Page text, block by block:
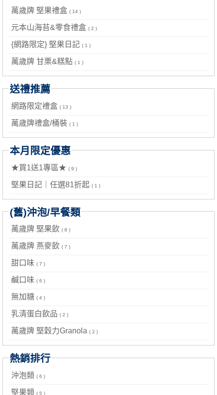
萬歲牌 堅果禮盒 ( 14 )
元本山海苔&零食禮盒 ( 2 )
{網路限定} 堅果日記 ( 1 )
萬歲牌 甘栗&糕點 ( 1 )
送禮推薦
網路限定禮盒 ( 13 )
萬歲牌禮盒/桶裝 ( 1 )
本月限定優惠
★買1送1專區★ ( 9 )
堅果日記｜任選81折起 ( 1 )
(舊)沖泡/早餐類
萬歲牌 堅果飲 ( 8 )
萬歲牌 燕麥飲 ( 7 )
甜口味 ( 7 )
鹹口味 ( 6 )
無加糖 ( 4 )
乳清蛋白飲品 ( 2 )
萬歲牌 堅穀力Granola ( 2 )
熱銷排行
沖泡類 ( 6 )
堅果類 ( 5 )